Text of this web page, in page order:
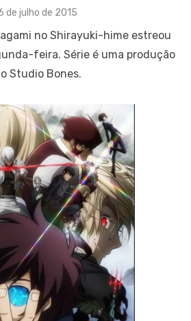
de julho de 2015
no Shirayuki-hime estreou
feira. Série é uma produção
Studio Bones.